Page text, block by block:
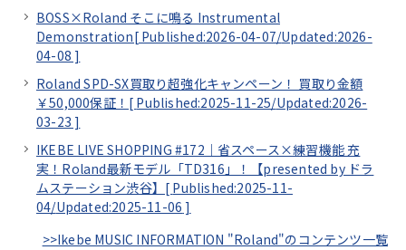
BOSS×Roland そこに鳴る Instrumental
Demonstration[ Published:2026-04-07/Updated:2026-
04-08 ]
Roland SPD-SX買取り超強化キャンペーン！ 買取り金額
￥50,000保証！[ Published:2025-11-25/Updated:2026-
03-23 ]
IKEBE LIVE SHOPPING #172｜省スペース×練習機能 充
実！Roland最新モデル「TD316」！【presented by ドラ
ムステーション渋谷】[ Published:2025-11-
04/Updated:2025-11-06 ]
>>Ikebe MUSIC INFORMATION "Roland"のコンテンツ一覧